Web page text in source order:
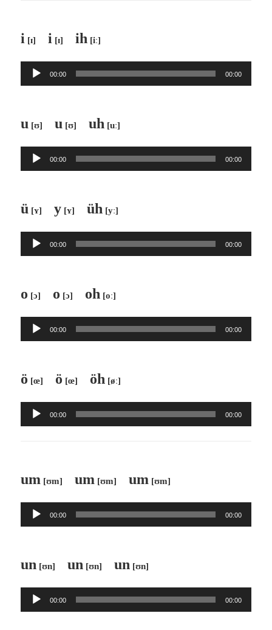
i [ɪ]i [ɪ]ih [iː]
Audio-
00:00 00:00
u [ʊ]u [ʊ]uh [uː]
Audio-
00:00 00:00
ü [ʏ]y [ʏ]üh [yː]
Audio-
00:00 00:00
o [ɔ] o [ɔ] oh [oː]
Audio-
00:00 00:00
ö [œ] ö [œ] öh [øː]
Audio-
00:00 00:00
um [ʊm]um [ʊm]um [ʊm]
Audio-
00:00 00:00
un [ʊn]un [ʊn]un [ʊn]
Audio-
00:00 00:00